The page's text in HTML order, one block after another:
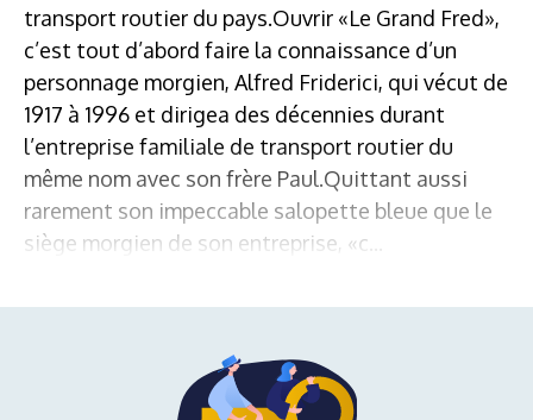
transport routier du pays.Ouvrir «Le Grand Fred»,
c’est tout d’abord faire la connaissance d’un
personnage morgien, Alfred Friderici, qui vécut de
1917 à 1996 et dirigea des décennies durant
l’entreprise familiale de transport routier du
même nom avec son frère Paul.Quittant aussi
rarement son impeccable salopette bleue que le
siège morgien de son entreprise, «c...